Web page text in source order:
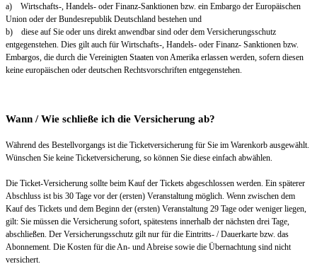
a) Wirtschafts-, Handels- oder Finanz-Sanktionen bzw. ein Embargo der Europäischen
Union oder der Bundesrepublik Deutschland bestehen und
b) diese auf Sie oder uns direkt anwendbar sind oder dem Versicherungsschutz
entgegenstehen. Dies gilt auch für Wirtschafts-, Handels- oder Finanz- Sanktionen bzw.
Embargos, die durch die Vereinigten Staaten von Amerika erlassen werden, sofern diesen
keine europäischen oder deutschen Rechtsvorschriften entgegenstehen.
Wann / Wie schließe ich die Versicherung ab?
Während des Bestellvorgangs ist die Ticketversicherung für Sie im Warenkorb ausgewählt.
Wünschen Sie keine Ticketversicherung, so können Sie diese einfach abwählen.
Die Ticket-Versicherung sollte beim Kauf der Tickets abgeschlossen werden. Ein späterer
Abschluss ist bis 30 Tage vor der (ersten) Veranstaltung möglich. Wenn zwischen dem
Kauf des Tickets und dem Beginn der (ersten) Veranstaltung 29 Tage oder weniger liegen,
gilt: Sie müssen die Versicherung sofort, spätestens innerhalb der nächsten drei Tage,
abschließen. Der Versicherungsschutz gilt nur für die Eintritts- / Dauerkarte bzw. das
Abonnement. Die Kosten für die An- und Abreise sowie die Übernachtung sind nicht
versichert.